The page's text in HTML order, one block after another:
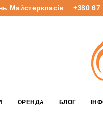
Майстеркласів +380 67
ОРЕНДА БЛОГ